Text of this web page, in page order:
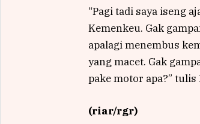
“Pagi tadi saya iseng
Kemenkeu. Gak
apalagi menembus
yang macet. Gak
pake motor apa?”
(riar/rgr)